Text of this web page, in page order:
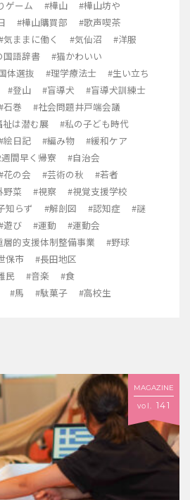
ゲーム #樺山
#樺山坊や
#樺山購買部
#歌声喫茶
気ままに働く #気仙沼
#洋服
国語辞書
#猫かわいい
体選抜
#理学療法士
#生い立ち
#登山 #盲導犬
#盲導犬訓練士
石巻
#社会問題井戸端会議
祉は潜む展
#私の子ども時代
絵日記 #編み物
#緩和ケア
間早く帰寮
#自治会
花の会 #芸術の秋
#若者
野菜 #視察
#視覚支援学校
知らず #解剖図 #認知症
#謎
遊び #運動
#運動会
層的支援体制整備事業
#野球
保市
#長田地区
民 #音楽
#食
#馬 #駄菓子 #高校生
MAGAZINE
vol. 141